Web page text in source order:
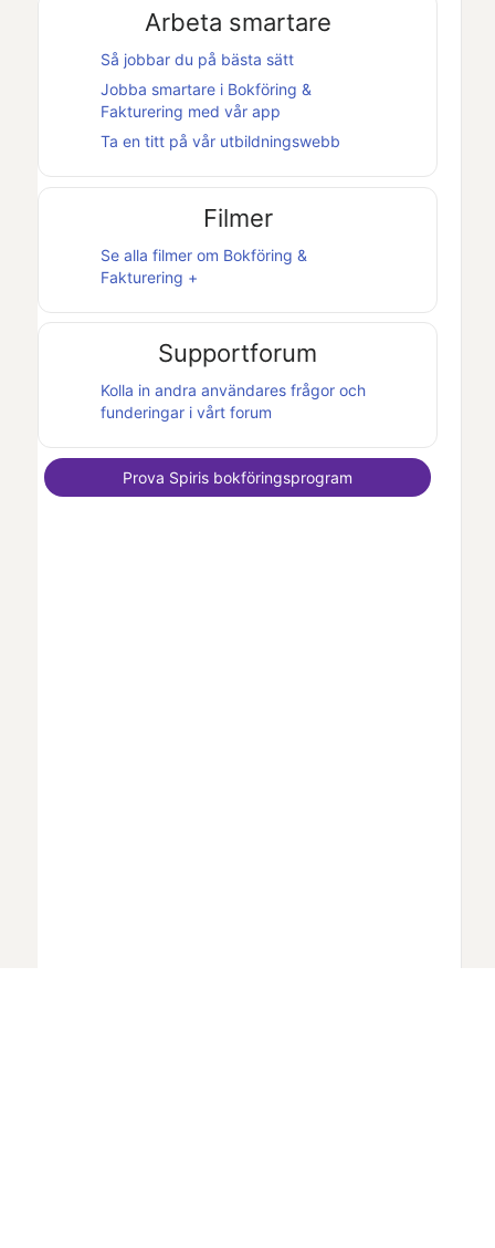
Arbeta smartare
Så jobbar du på bästa sätt
Jobba smartare i Bokföring &
Fakturering med vår app
Ta en titt på vår utbildningswebb
Filmer
Se alla filmer om Bokföring &
Fakturering +
Supportforum
Kolla in andra användares frågor och
funderingar i vårt forum
Prova Spiris bokföringsprogram